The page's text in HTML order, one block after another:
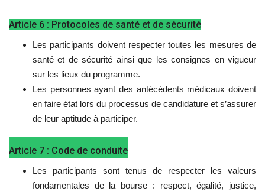
Article 6 : Protocoles de santé et de sécurité
Les participants doivent respecter toutes les mesures de
santé et de sécurité ainsi que les consignes en vigueur
sur les lieux du programme.
Les personnes ayant des antécédents médicaux doivent
en faire état lors du processus de candidature et s’assurer
de leur aptitude à participer.
Article 7 : Code de conduite
Les participants sont tenus de respecter les valeurs
fondamentales de la bourse : respect, égalité, justice,